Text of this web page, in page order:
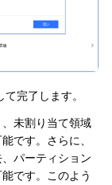
完了します。
、未割り当て領域
です。さらに、
パーティション
です。このよう